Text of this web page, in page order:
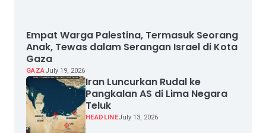
Empat Warga Palestina, Termasuk Seorang
Anak, Tewas dalam Serangan Israel di Kota
Gaza
GAZAJuly 19, 2026
Iran Luncurkan Rudal ke
Pangkalan AS di Lima Negara
Teluk
HEADLINEJuly 13, 2026